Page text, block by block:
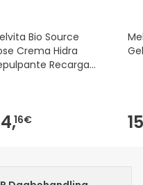
Bio Source
Crema Hidra
Recarga
16€